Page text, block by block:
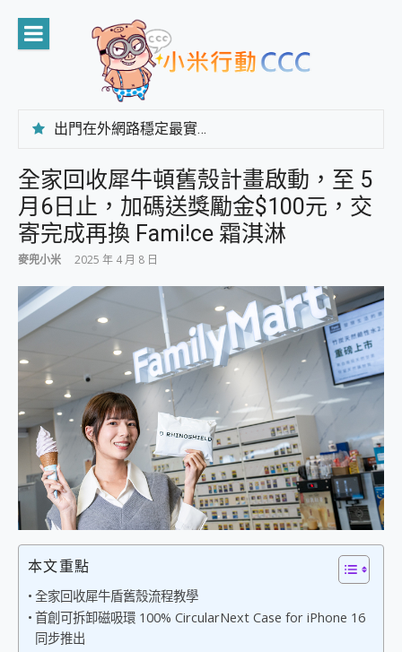
content
出門在外網路穩定最實在 「台灣大哥大」榮獲 4G/5G 在線率全球 NO.3 全台第一與全台六冠王實測心得，走到哪順到哪！
CP 值天花板~ Bongcom BS5 足球君開箱~ 短焦投影機 3千元就能擁有！ 折扣碼在這～
專為 PC上的 XBOX和掌機設計的 FireCuda X1070 SSD 固態硬碟開箱 評測
台灣製攝影機在這裡，100%全無線設計 SpotCam Solo Eco 太陽能防水雲端攝影機 SpotCam Solo 3 2.5K高畫質戶外攝影機 開箱 評測
電力超超超持久 MSI 微星 Prestige 14 AI+ D3MG-031TW 14吋 開箱評價，AI輕薄商務筆電 Copilot+ PC
超懂拍、耐用 AI 街拍機~ realme 16 Pro 開箱評價~ 2 億畫素 LumaColor 影像、持久續航與 IP69K 高防護
AI 支付 一錶搞定大小事 Xiaomi Watch 5 開箱 評測
美到讓人超想擁有 moto pad 60 系列 與 Moto | Swarovski razr 60 冰藍限定版本 開箱 評測
好用的 EaseUS Partition Master 讓您輕鬆的移除與格式化有防寫保護的隨身碟或SD卡
一鍵修復模糊影片、舊照的 AI 好幫手! VideoProc Converter AI 新版全解析 × 年末優惠，一篇全看懂
小朋友才做選擇 投影機 RGB藍牙音響 氛圍情境燈 我通通都要！ Starfish 2 幻彩膠囊投影機｜結合「 智慧投影 & 煥彩流動 」的沈浸式生活新體驗
開箱~變身「蜘蛛人」椅子軍師！MSI MPG 491CQP QD-OLED 超寬曲面電競螢幕，多工辦公、爽度滿滿的終極桌面體驗
iPhone 17 系列 有認證的防護來囉！ imos 首家導入 UL MCV 行銷宣告驗證的手機配件品牌
DJI Osmo Pocket 3 爽爽帶回家 歡慶 EaseUS 21 週年到來，「Slogan 海報徵稿活動」好康大放送
小巧好吸不擋鏡頭 有Qi2認證的 ONPRO MagReact MXs2 5000mAh薄型磁吸無線急速行動電源 開箱 評測
會走動的冷暖氣 SONY REON POCKET PRO 穿戴式智慧冷暖調溫裝置 開箱 評測
寶可夢飛人外掛iToolab AnyGo全新升級，GO Fest 五折優惠嗨翻天！支援 iOS/Android！
百倍變焦實測~ vivo X200 Pro 與 S25 Ultra 誰能滿足全場景拍攝需求？
飛利浦 JS7310 ⚡【電急便｜行動儲能救車電源】 可靠的旅行夥伴！帶給您優異的安全性與強大供電效能
全家回收犀牛頓舊殼計畫啟動，至 5
月6日止，加碼送獎勵金$100元，交
寄完成再換 Fami!ce 霜淇淋
麥兜小米 2025 年 4 月 8 日
本文重點
全家回收犀牛盾舊殼流程教學
首創可拆卸磁吸環 100% CircularNext Case for iPhone 16
同步推出